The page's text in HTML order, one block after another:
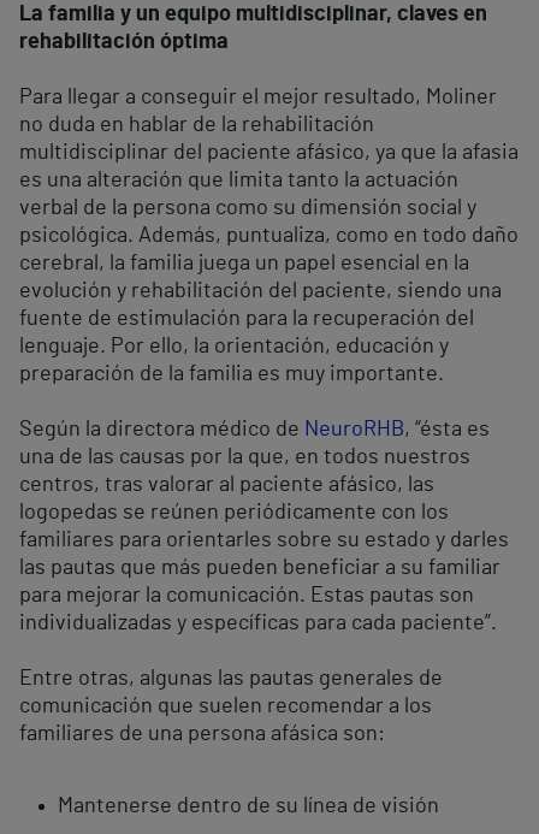
La familia y un equipo multidisciplinar, claves en
rehabilitación óptima
Para llegar a conseguir el mejor resultado, Moliner
no duda en hablar de la rehabilitación
multidisciplinar del paciente afásico, ya que la afasia
es una alteración que limita tanto la actuación
verbal de la persona como su dimensión social y
psicológica. Además, puntualiza, como en todo daño
cerebral, la familia juega un papel esencial en la
evolución y rehabilitación del paciente, siendo una
fuente de estimulación para la recuperación del
lenguaje. Por ello, la orientación, educación y
preparación de la familia es muy importante.
Según la directora médico de NeuroRHB, “ésta es
una de las causas por la que, en todos nuestros
centros, tras valorar al paciente afásico, las
logopedas se reúnen periódicamente con los
familiares para orientarles sobre su estado y darles
las pautas que más pueden beneficiar a su familiar
para mejorar la comunicación. Estas pautas son
individualizadas y específicas para cada paciente”.
Entre otras, algunas las pautas generales de
comunicación que suelen recomendar a los
familiares de una persona afásica son:
Mantenerse dentro de su línea de visión